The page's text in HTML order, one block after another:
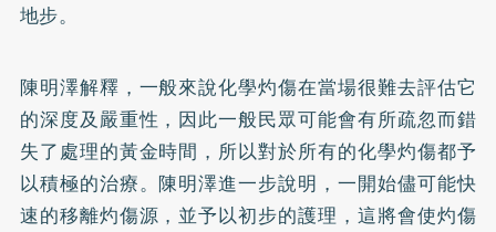
地步。
陳明澤解釋，一般來說化學灼傷在當場很難去評估它
的深度及嚴重性，因此一般民眾可能會有所疏忽而錯
失了處理的黃金時間，所以對於所有的化學灼傷都予
以積極的治療。陳明澤進一步說明，一開始儘可能快
速的移離灼傷源，並予以初步的護理，這將會使灼傷